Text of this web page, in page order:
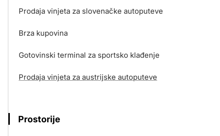
Prodaja vinjeta za slovenačke autoputeve
Brza kupovina
Gotovinski terminal za sportsko klađenje
Prodaja vinjeta za austrijske autoputeve
Prostorije